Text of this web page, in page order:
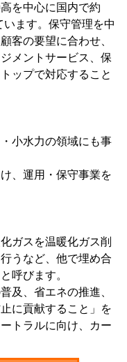
を中心に国内で約
ます。保守管理を中
客の要望に合わせ、
メントサービス、保
ップで対応すること
小水力の領域にも事
、運用・保守事業を
ガスを温暖化ガス削
うなど、他で埋め合
呼びます。
及、省エネの推進、
に貢献すること」を
トラルに向け、カー